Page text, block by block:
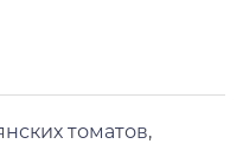
томатов,